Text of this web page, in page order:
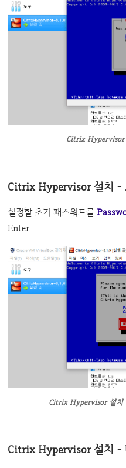
Citrix Hypervisor
Citrix Hypervisor 설치 -
설정할 초기 패스워드를
Enter
Citrix Hypervisor 설치
Citrix Hypervisor 설치 -